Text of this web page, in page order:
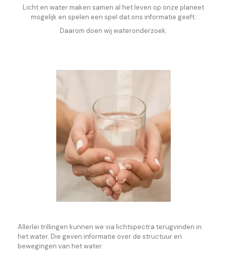
Licht en water maken samen al het leven op onze planeet
mogelijk en spelen een spel dat ons informatie geeft.
Daarom doen wij wateronderzoek.
Allerlei trillingen kunnen we via lichtspectra terugvinden in
het water. Die geven informatie over de structuur en
bewegingen van het water.